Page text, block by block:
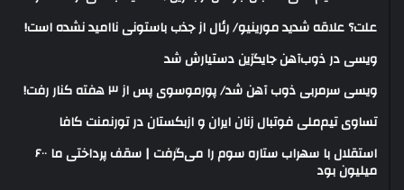
علت؟ علاقه شدید مورینیو/ رئال از جذب باستونی ناامید نشده است!
ویسی در ذوب‌آهن جایگزین دستیارش شد
ویسی سرمربی ذوب آهن شد/ پورموسوی پس از ۳ هفته کنار رفت!
تساوی تیم‌ملی فوتبال زنان ایران و ازبکستان در تورنمنت کافا
استقلال با سهراب ستاره سوم را می‌گرفت | سقف پرداختی ما ۶۰۰
میلیون بود